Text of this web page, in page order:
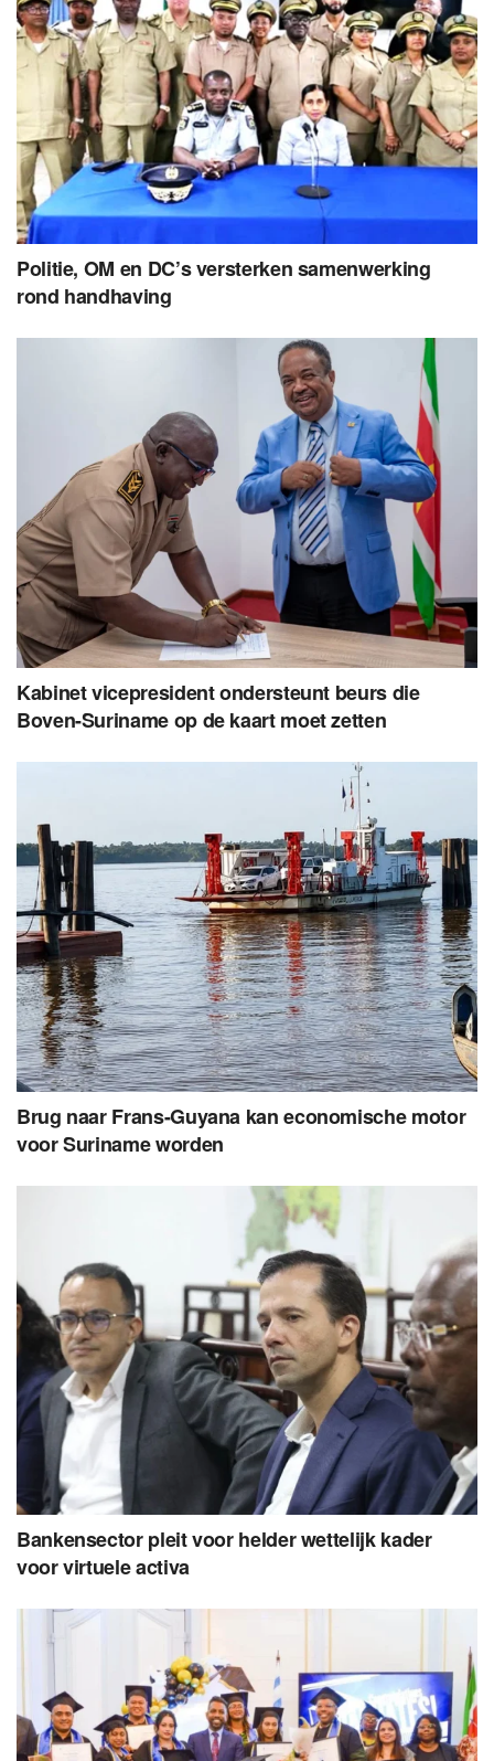
Politie, OM en DC’s versterken samenwerking
rond handhaving
Kabinet vicepresident ondersteunt beurs die
Boven-Suriname op de kaart moet zetten
Brug naar Frans-Guyana kan economische motor
voor Suriname worden
Bankensector pleit voor helder wettelijk kader
voor virtuele activa